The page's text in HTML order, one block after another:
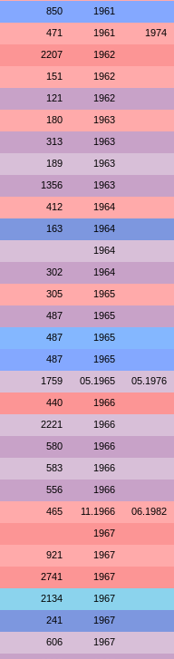
850 1961
471 1961 1974
2207 1962
151 1962
121 1962
180 1963
313 1963
189 1963
1356 1963
412 1964
163 1964
1964
302 1964
305 1965
487 1965
487 1965
487 1965
1759 05.1965 05.1976
440 1966
2221 1966
580 1966
583 1966
556 1966
465 11.1966 06.1982
1967
921 1967
2741 1967
2134 1967
241 1967
606 1967